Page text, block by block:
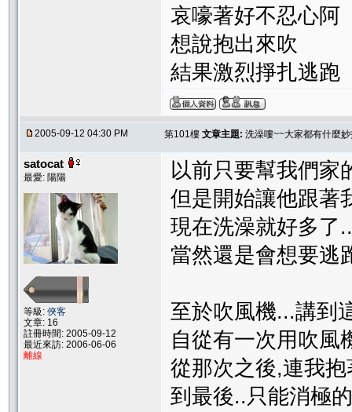
哀嚎著好不忍心阿
想說抱出來吹
結果激烈掙扎逃跑
2005-09-12 04:30 PM 第101樓 文章主題: 洗澡嘍~~大家都有什麼
satocat
最愛: 陽陽
等級: 俠客
文章: 16
註冊時間: 2005-09-12
最近來訪: 2006-06-06
離線
以前只要幫我們
但是開始讓他跟著
現在洗澡就好多了
當然還是會想要逃
至於吹風機...講到
自從有一次用吹風
從那次之後,連我
到最後..只能消極